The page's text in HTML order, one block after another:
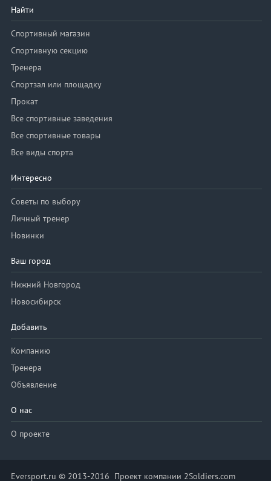
Найти
Спортивный магазин
Спортивную секцию
Тренера
Спортзал или площадку
Прокат
Все спортивные заведения
Все спортивные товары
Все виды спорта
Интересно
Советы по выбору
Личный тренер
Новинки
Ваш город
Нижний Новгород
Новосибирск
Добавить
Компанию
Тренера
Объявление
О нас
О проекте
Eversport.ru © 2013-2016 Проект компании 2Soldiers.com